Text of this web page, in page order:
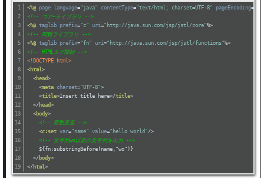
<%@ page language="java" contentType="text/html; charset=UTF-8" pageEncoding=
<!-- コア―ライブラリ -->
<%@ taglib prefix="c" uri ="http://java.sun.com/jsp/jstl/core"%>
<!-- 関数ライブラリ -->
<%@ taglib prefix="fn" uri ="http://java.sun.com/jsp/jstl/functions"%>
<!-- HTMLタグ開始 -->
<!DOCTYPE html>
< html >
< head>
<meta charset="UTF-8">
<title>Insert title here</title>
</ head>
< body>
<!-- 変数宣言 -->
<c:set var="name" value="hello world" />
<!-- 文字列wo以前の文字列を出力 -->
    ${fn:substringBefore(name,"wo")}
</ body>
</ html >